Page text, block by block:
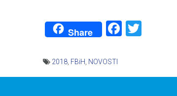
Share
2018 FBiH NOVOSTI